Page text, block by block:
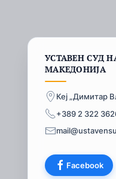
УСТАВЕН СУД
МАКЕДОНИЈА
Кеј „Димитар
+389 2 322
Facebook